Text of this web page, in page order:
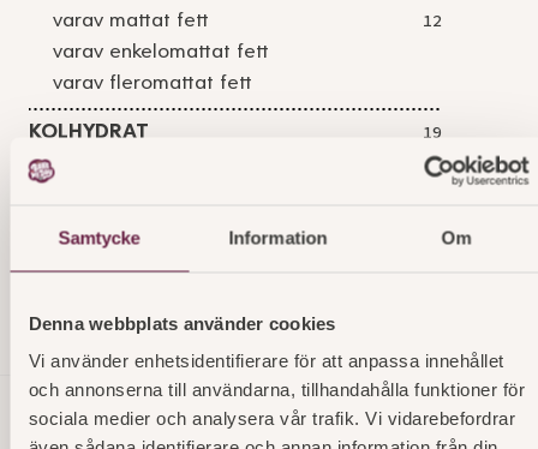
Samtycke Information Om
Denna webbplats använder cookies
Vi använder enhetsidentifierare för att anpassa innehållet
och annonserna till användarna, tillhandahålla funktioner för
sociala medier och analysera vår trafik. Vi vidarebefordrar
varav mattat fett
12
varav enkelomattat fett
varav fleromattat fett
KOLHYDRAT
19
varav sockerarter
13